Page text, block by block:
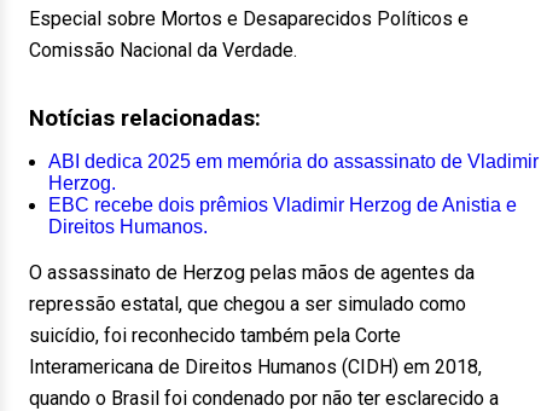
Especial sobre Mortos e Desaparecidos Políticos e
Comissão Nacional da Verdade.
Notícias relacionadas:
ABI dedica 2025 em memória do assassinato de Vladimir
Herzog.
EBC recebe dois prêmios Vladimir Herzog de Anistia e
Direitos Humanos.
O assassinato de Herzog pelas mãos de agentes da
repressão estatal, que chegou a ser simulado como
suicídio, foi reconhecido também pela Corte
Interamericana de Direitos Humanos (CIDH) em 2018,
quando o Brasil foi condenado por não ter esclarecido a